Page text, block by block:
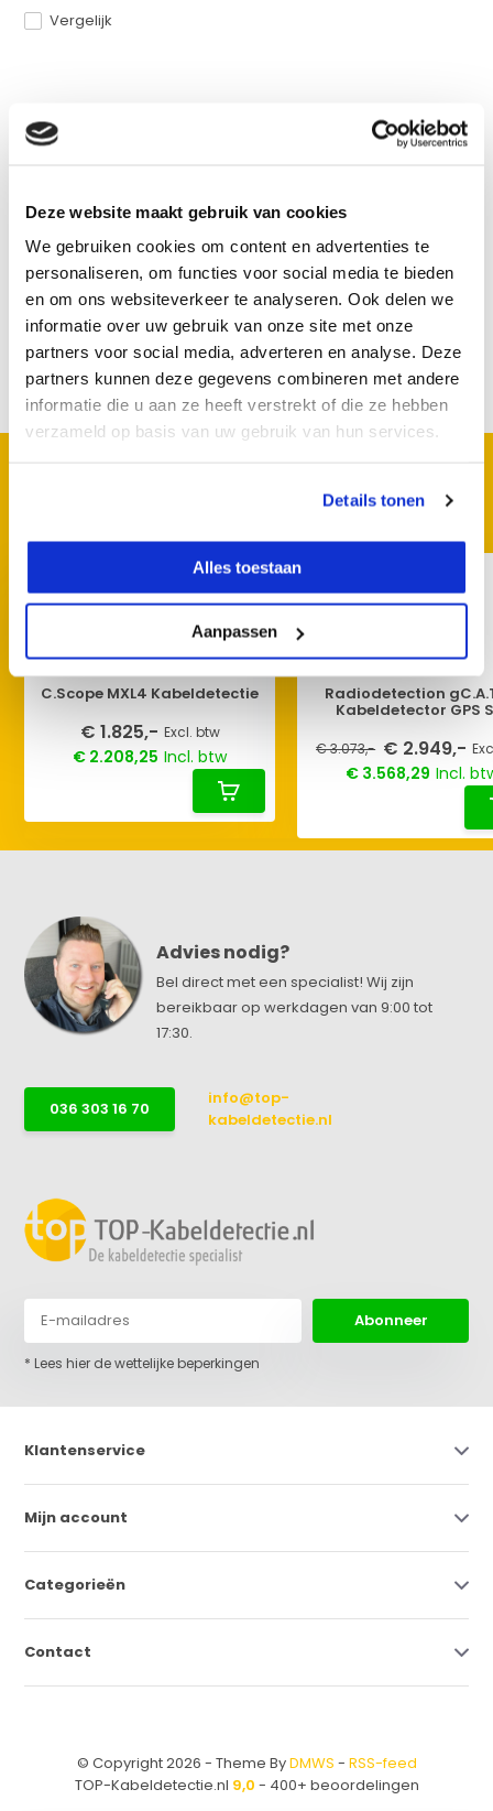
Deze website maakt gebruik van cookies
We gebruiken cookies om content en advertenties te
personaliseren, om functies voor social media te bieden
en om ons websiteverkeer te analyseren. Ook delen we
informatie over uw gebruik van onze site met onze
partners voor social media, adverteren en analyse. Deze
partners kunnen deze gegevens combineren met andere
informatie die u aan ze heeft verstrekt of die ze hebben
verzameld op basis van uw gebruik van hun services.
Details tonen
Alles toestaan
Aanpassen
Vergelijk
Productomschrijving
Specificaties
Reviews
Delen
C.Scope MXL4 Kabeldetectie
€ 1.825,- Excl. btw
€ 2.208,25 Incl. btw
Radiodetection
Kabeldetector GPS
€ 3.073,- € 2.949,-
€ 3.568,29 Incl.
Advies nodig?
Bel direct met een specialist! Wij zijn
bereikbaar op werkdagen van 9:00 tot
17:30.
036 303 16 70
info@top-
kabeldetectie.nl
Abonneer
* Lees hier de wettelijke beperkingen
Klantenservice
Mijn account
Categorieën
Contact
© Copyright 2026 - Theme ByDMWS - RSS-feed
TOP-Kabeldetectie.nl 9,0 - 400+ beoordelingen